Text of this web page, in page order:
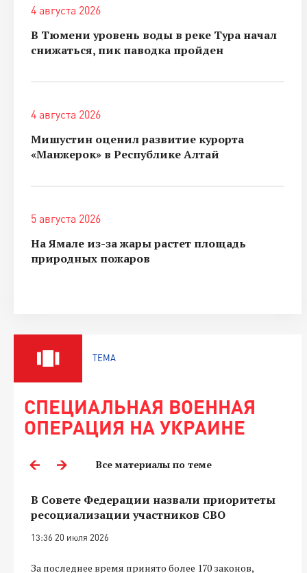
4 августа 2026
В Тюмени уровень воды в реке Тура начал
снижаться, пик паводка пройден
4 августа 2026
Мишустин оценил развитие курорта
«Манжерок» в Республике Алтай
5 августа 2026
На Ямале из-за жары растет площадь
природных пожаров
ТЕМА
СПЕЦИАЛЬНАЯ ВОЕННАЯ
ОПЕРАЦИЯ НА УКРАИНЕ
Все материалы по теме
В Совете Федерации назвали приоритеты
ресоциализации участников СВО
13:36 20 июля 2026
За последнее время принято более 170 законов,